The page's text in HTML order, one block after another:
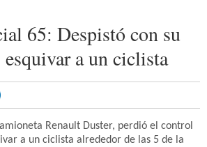
65: Despistó con su
a un ciclista
Renault Duster, perdió el control
a un ciclista alrededor de las 5 de la